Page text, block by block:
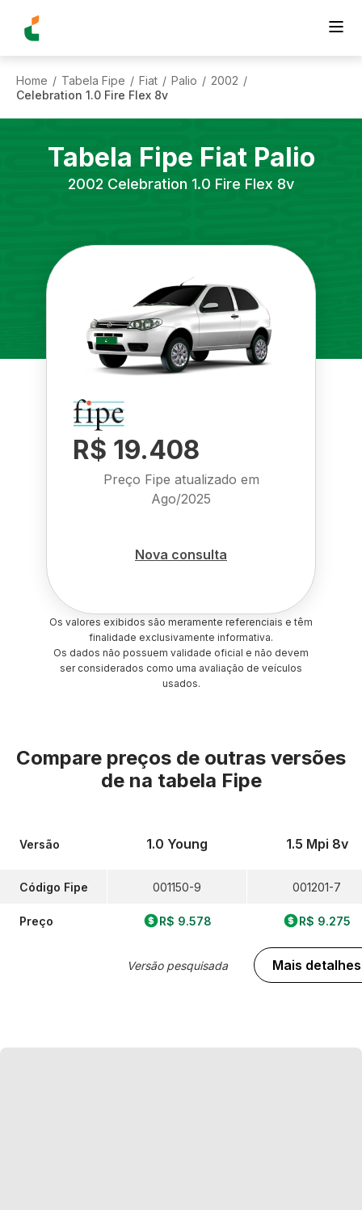
Home / Tabela Fipe / Fiat / Palio / 2002 /
Celebration 1.0 Fire Flex 8v
Tabela Fipe Fiat Palio
2002 Celebration 1.0 Fire Flex 8v
R$ 19.408
Preço Fipe atualizado em
Ago/2025
Nova consulta
Os valores exibidos são meramente referenciais e têm
finalidade exclusivamente informativa.
Os dados não possuem validade oficial e não devem
ser considerados como uma avaliação de veículos
usados.
Compare preços de outras versões
de na tabela Fipe
Versão
Código Fipe
Preço
1.0 Young
001150-9
R$ 9.578
Versão pesquisada
1.5 Mpi 8v
001201-7
R$ 9.275
Mais detalhes